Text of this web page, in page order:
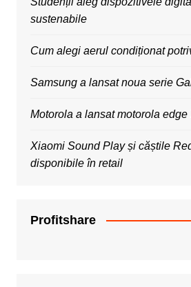
sustenabile
Cum alegi aerul condiționat
Samsung a lansat noua serie
Motorola a lansat motorola edge
Xiaomi Sound Play și căștile
disponibile în retail
Profitshare